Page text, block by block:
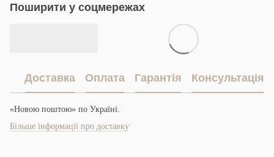
Поширити у соцмережах
Доставка Оплата Гарантія Консультація
«Новою поштою» по Україні.
Більше інформації про доставку